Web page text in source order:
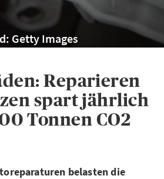
Getty Images
Reparieren
spart jährlich
Tonnen CO2
belasten die